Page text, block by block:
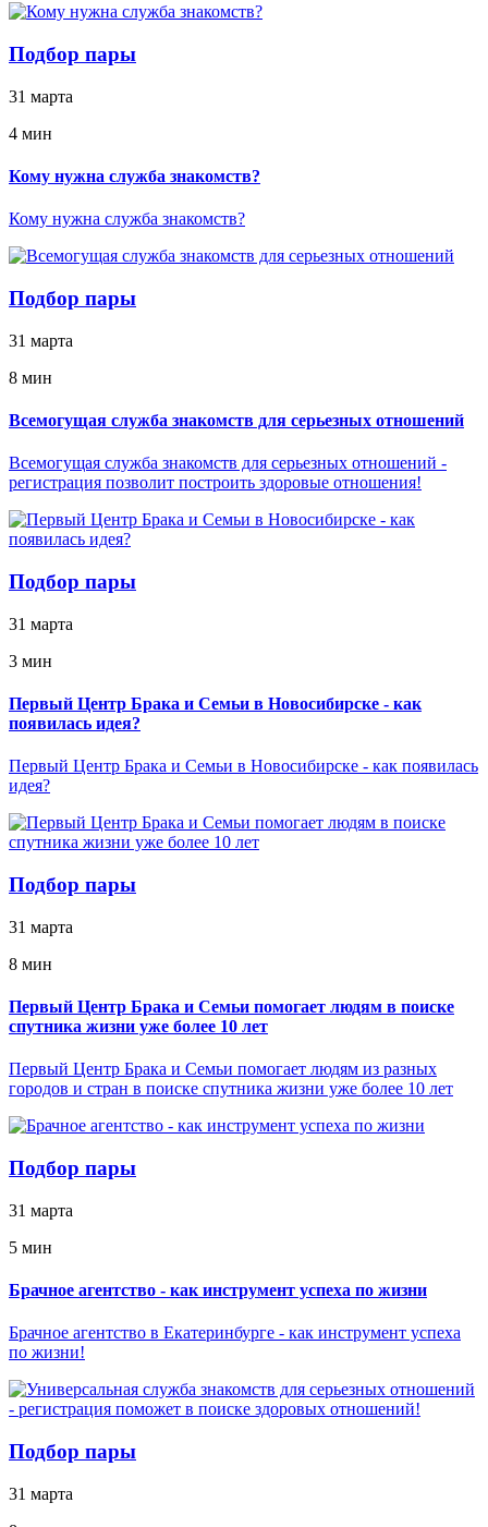
Подбор пары
31 марта
4 мин
Кому нужна служба знакомств?
Кому нужна служба знакомств?
Подбор пары
31 марта
8 мин
Всемогущая служба знакомств для серьезных отношений
Всемогущая служба знакомств для серьезных отношений -
регистрация позволит построить здоровые отношения!
Подбор пары
31 марта
3 мин
Первый Центр Брака и Семьи в Новосибирске - как
появилась идея?
Первый Центр Брака и Семьи в Новосибирске - как появилась
идея?
Подбор пары
31 марта
8 мин
Первый Центр Брака и Семьи помогает людям в поиске
спутника жизни уже более 10 лет
Первый Центр Брака и Семьи помогает людям из разных
городов и стран в поиске спутника жизни уже более 10 лет
Подбор пары
31 марта
5 мин
Брачное агентство - как инструмент успеха по жизни
Брачное агентство в Екатеринбурге - как инструмент успеха
по жизни!
Подбор пары
31 марта